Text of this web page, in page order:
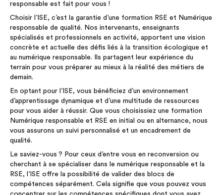
responsable est fait pour vous !
Choisir l’ISE, c’est la garantie d’une formation RSE et Numérique
responsable de qualité. Nos intervenants, enseignants
spécialisés et professionnels en activité, apportent une vision
concrète et actuelle des défis liés à la transition écologique et
au numérique responsable. Ils partagent leur expérience du
terrain pour vous préparer au mieux à la réalité des métiers de
demain.
En optant pour l’ISE, vous bénéficiez d’un environnement
d’apprentissage dynamique et d’une multitude de ressources
pour vous aider à réussir. Que vous choisissiez une formation
Numérique responsable et RSE en initial ou en alternance, nous
vous assurons un suivi personnalisé et un encadrement de
qualité.
Le saviez-vous ? Pour ceux d’entre vous en reconversion ou
cherchant à se spécialiser dans le numérique responsable et la
RSE, l’ISE offre la possibilité de valider des blocs de
compétences séparément. Cela signifie que vous pouvez vous